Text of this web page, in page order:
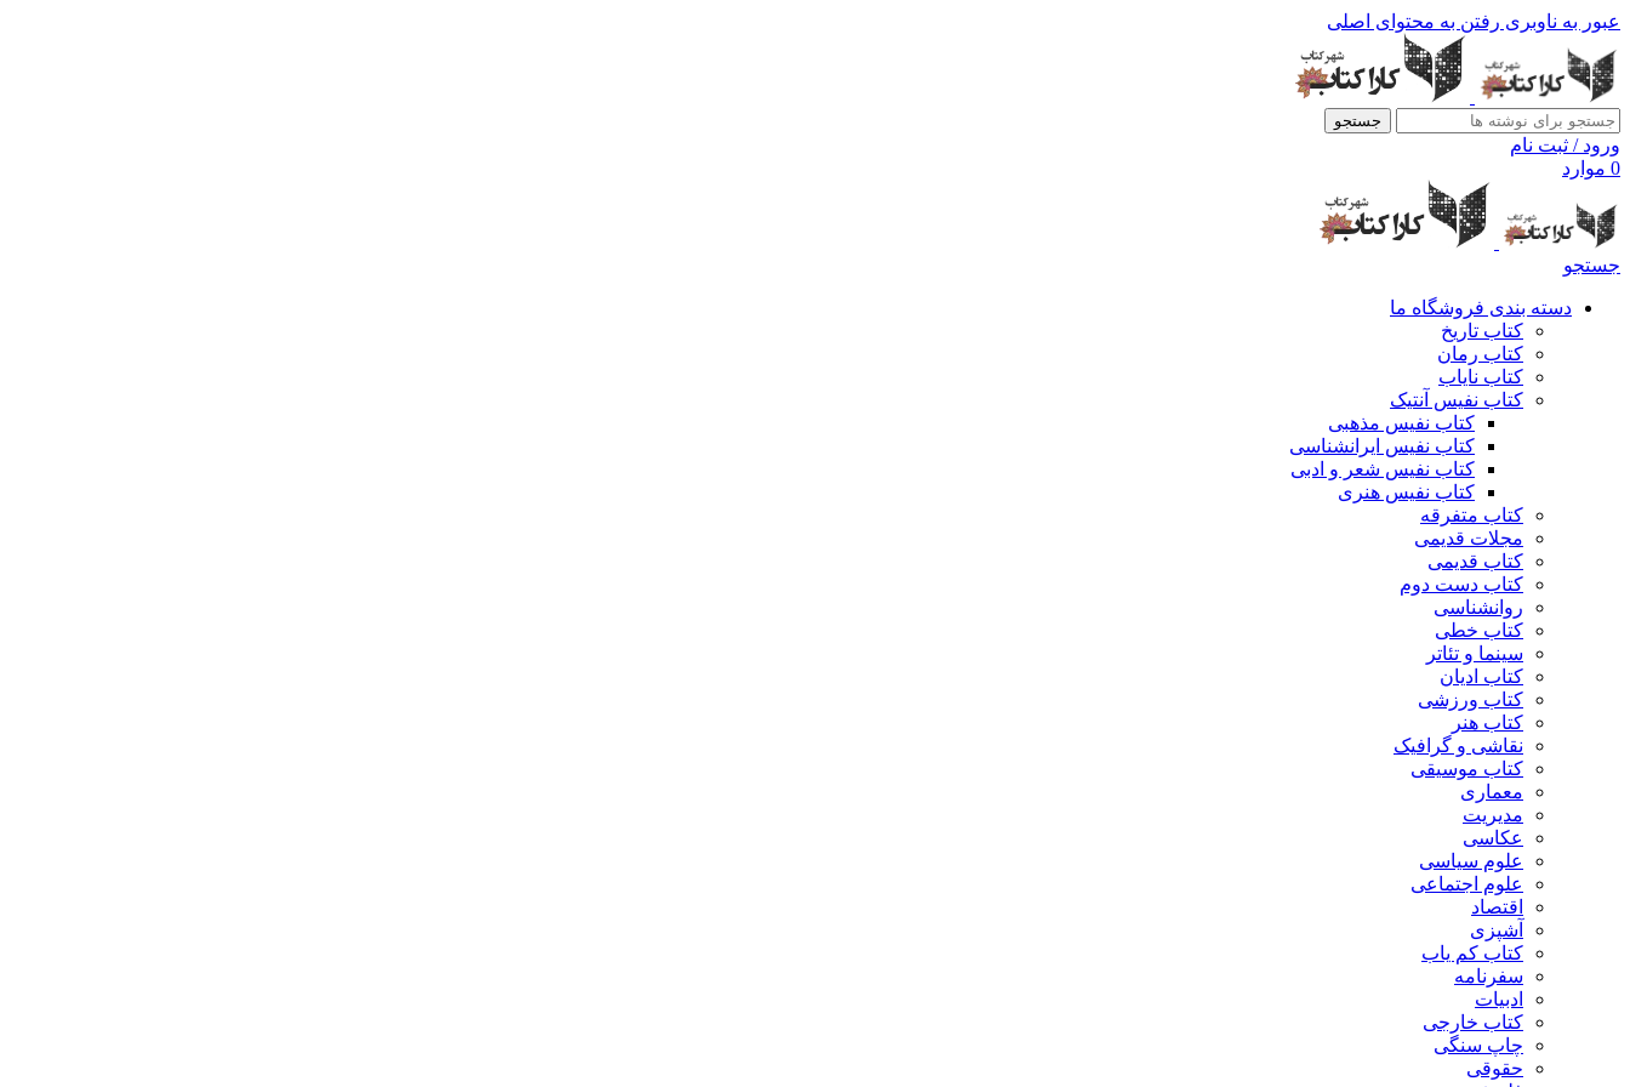
عبور به ناوبری رفتن به محتوای اصلی
جستجو
ورود / ثبت نام
0 موارد
جستجو
دسته بندی فروشگاه ما
کتاب تاریخ
کتاب رمان
کتاب نایاب
کتاب نفیس آنتیک
کتاب نفیس مذهبی
کتاب نفیس ایرانشناسی
کتاب نفیس شعر و ادبی
کتاب نفیس هنری
کتاب متفرقه
مجلات قدیمی
کتاب قدیمی
کتاب دست دوم
روانشناسی
کتاب خطی
سینما و تئاتر
کتاب ادیان
کتاب ورزشی
کتاب هنر
نقاشی و گرافیک
کتاب موسیقی
معماری
مدیریت
عکاسی
علوم سیاسی
علوم اجتماعی
اقتصاد
آشپزی
کتاب کم یاب
سفرنامه
ادبیات
کتاب خارجی
چاپ سنگی
حقوقی